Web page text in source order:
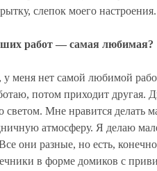
слепок моего настроения.
работ — самая любимая?
меня нет самой любимой
потом приходит
светом. Мне нравится делать
атмосферу. Я делаю
они разные, но есть,
в форме домиков с